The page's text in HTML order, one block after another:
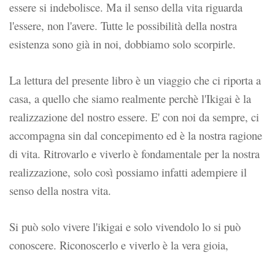
essere si indebolisce. Ma il senso della vita riguarda
l'essere, non l'avere. Tutte le possibilità della nostra
esistenza sono già in noi, dobbiamo solo scorpirle.
La lettura del presente libro è un viaggio che ci riporta a
casa, a quello che siamo realmente perchè l'Ikigai è la
realizzazione del nostro essere. E' con noi da sempre, ci
accompagna sin dal concepimento ed è la nostra ragione
di vita. Ritrovarlo e viverlo è fondamentale per la nostra
realizzazione, solo così possiamo infatti adempiere il
senso della nostra vita.
Si può solo vivere l'ikigai e solo vivendolo lo si può
conoscere. Riconoscerlo e viverlo è la vera gioia,